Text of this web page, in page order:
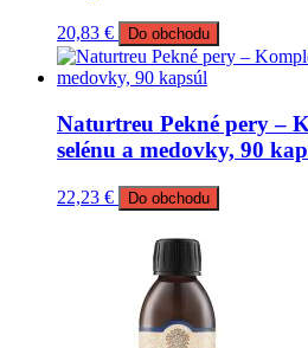
20,83 € Do obchodu
Naturtreu Pekné pery –
selénu a medovky, 90
22,23 € Do obchodu